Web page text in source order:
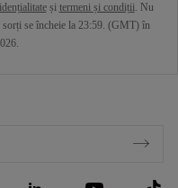
și termeni și condiții. Nu
sorți se încheie la 23:59. (GMT) în